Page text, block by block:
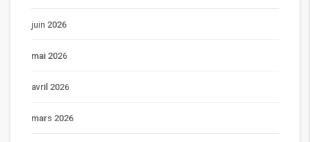
juin 2026
mai 2026
avril 2026
mars 2026